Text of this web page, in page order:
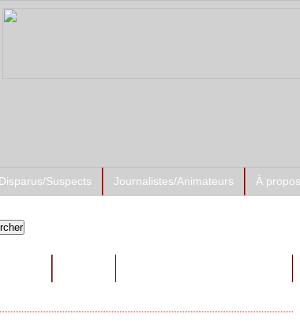
Disparus/Suspects Journalistes/Animateurs À